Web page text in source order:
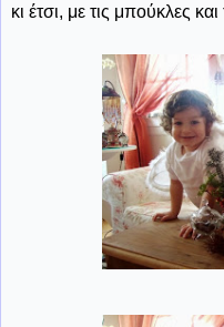
κι έτσι, με τις μπούκλες